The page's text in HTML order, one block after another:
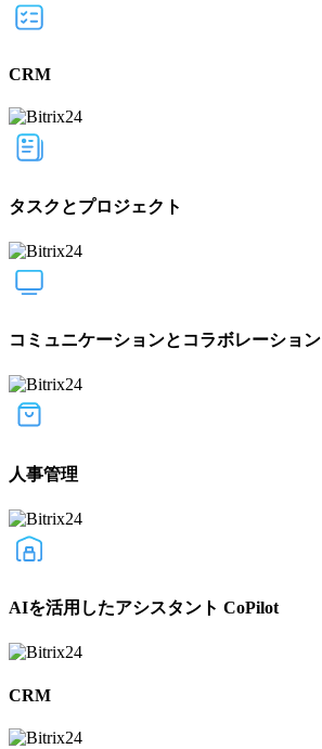
CRM
タスクとプロジェクト
コミュニケーションとコラボレーション
人事管理
AIを活用したアシスタント CoPilot
CRM